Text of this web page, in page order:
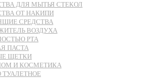
ДЛЯ МЫТЬЯ СТЕКОЛ
ОТ НАКИПИ
СРЕДСТВА
ВОЗДУХА
РТА
ПАСТА
ЩЕТКИ
И КОСМЕТИКА